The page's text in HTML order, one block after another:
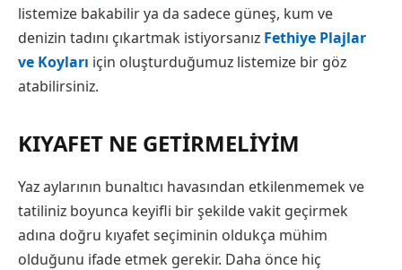
listemize bakabilir ya da sadece güneş, kum ve
denizin tadını çıkartmak istiyorsanız Fethiye Plajlar
ve Koyları için oluşturduğumuz listemize bir göz
atabilirsiniz.
KIYAFET NE GETIRMELIYIM
Yaz aylarının bunaltıcı havasından etkilenmemek ve
tatiliniz boyunca keyifli bir şekilde vakit geçirmek
adına doğru kıyafet seçiminin oldukça mühim
olduğunu ifade etmek gerekir. Daha önce hiç